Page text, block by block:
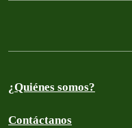
¿Quiénes somos?
Contáctanos